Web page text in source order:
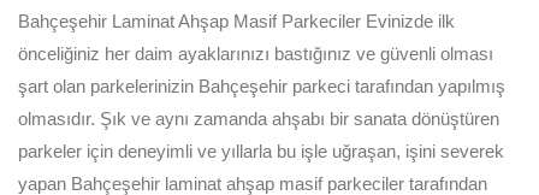
Bahçeşehir Laminat Ahşap Masif Parkeciler Evinizde ilk
önceliğiniz her daim ayaklarınızı bastığınız ve güvenli olması
şart olan parkelerinizin Bahçeşehir parkeci tarafından yapılmış
olmasıdır. Şık ve aynı zamanda ahşabı bir sanata dönüştüren
parkeler için deneyimli ve yıllarla bu işle uğraşan, işini severek
yapan Bahçeşehir laminat ahşap masif parkeciler tarafından